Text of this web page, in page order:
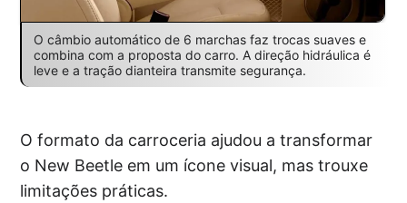
O câmbio automático de 6 marchas faz trocas suaves e
combina com a proposta do carro. A direção hidráulica é
leve e a tração dianteira transmite segurança.
O formato da carroceria ajudou a transformar
o New Beetle em um ícone visual, mas trouxe
limitações práticas.